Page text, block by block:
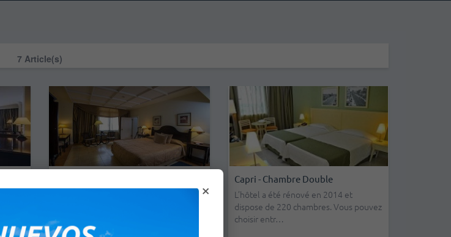
7 Article(s)
Double
confortables et entièrement équipées
ave…
Capri - Chambre Double
L’hôtel a été rénové en 2014 et
dispose de 220 chambres. Vous pouvez
choisir entr…
×